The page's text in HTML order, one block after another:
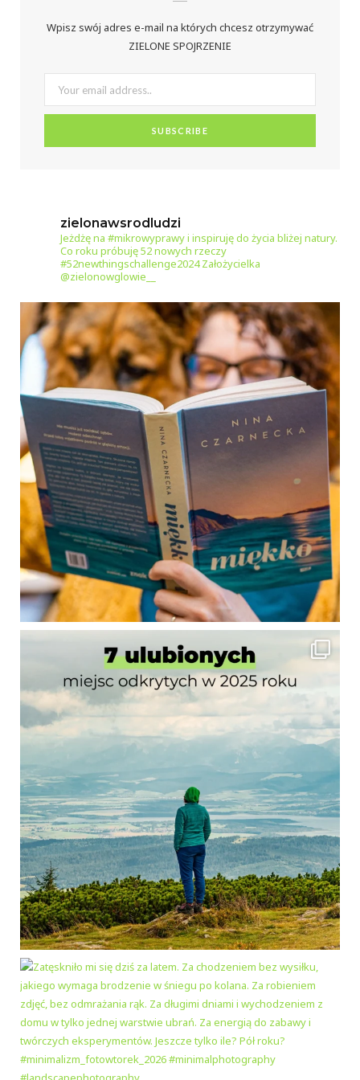
Wpisz swój adres e-mail na których chcesz otrzymywać
ZIELONE SPOJRZENIE
zielonawsrodludzi
Jeżdżę na #mikrowyprawy i inspiruję do życia bliżej natury.
Co roku próbuję 52 nowych rzeczy
#52newthingschallenge2024Założycielka
@zielonowglowie__